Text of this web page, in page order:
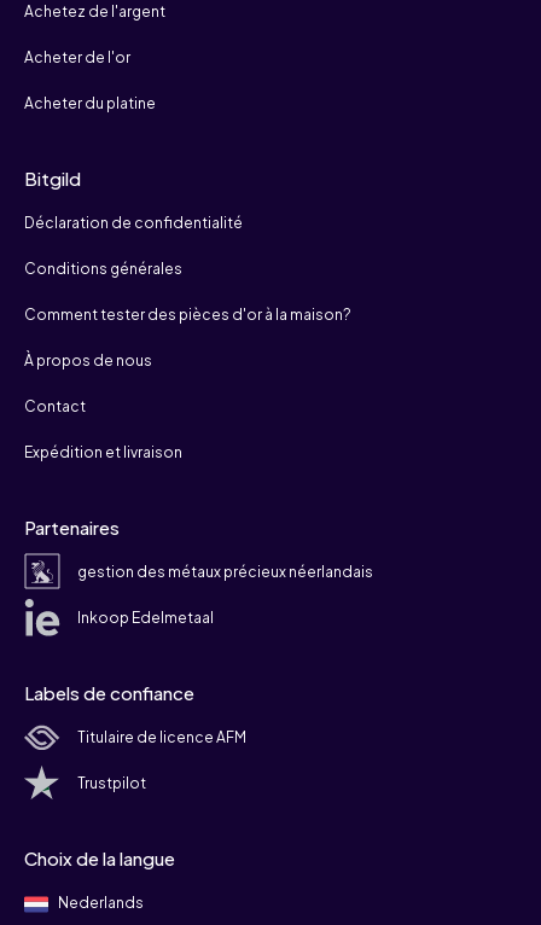
Achetez de l'argent
Acheter de l'or
Acheter du platine
Bitgild
Déclaration de confidentialité
Conditions générales
Comment tester des pièces d'or à la maison?
À propos de nous
Contact
Expédition et livraison
Partenaires
gestion des métaux précieux néerlandais
Inkoop Edelmetaal
Labels de confiance
Titulaire de licence AFM
Trustpilot
Choix de la langue
Nederlands